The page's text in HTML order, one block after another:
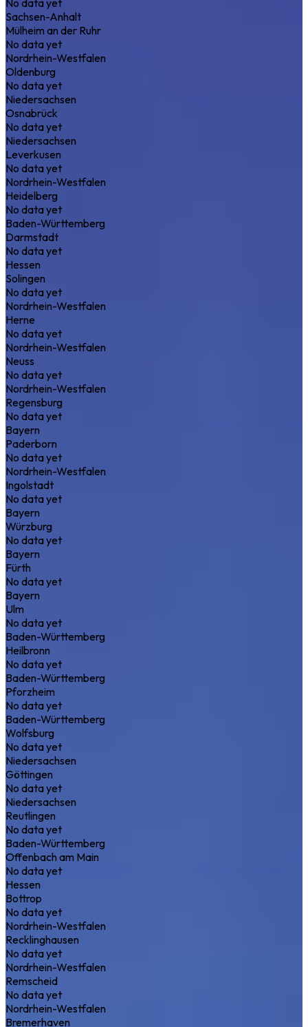
Sachsen-Anhalt
Mülheim an der Ruhr
No data yet
Nordrhein-Westfalen
Oldenburg
No data yet
Niedersachsen
Osnabrück
No data yet
Niedersachsen
Leverkusen
No data yet
Nordrhein-Westfalen
Heidelberg
No data yet
Baden-Württemberg
Darmstadt
No data yet
Hessen
Solingen
No data yet
Nordrhein-Westfalen
Herne
No data yet
Nordrhein-Westfalen
Neuss
No data yet
Nordrhein-Westfalen
Regensburg
No data yet
Bayern
Paderborn
No data yet
Nordrhein-Westfalen
Ingolstadt
No data yet
Bayern
Würzburg
No data yet
Bayern
Fürth
No data yet
Bayern
Ulm
No data yet
Baden-Württemberg
Heilbronn
No data yet
Baden-Württemberg
Pforzheim
No data yet
Baden-Württemberg
Wolfsburg
No data yet
Niedersachsen
Göttingen
No data yet
Niedersachsen
Reutlingen
No data yet
Baden-Württemberg
Offenbach am Main
No data yet
Hessen
Bottrop
No data yet
Nordrhein-Westfalen
Recklinghausen
No data yet
Nordrhein-Westfalen
Remscheid
No data yet
Nordrhein-Westfalen
Bremerhaven